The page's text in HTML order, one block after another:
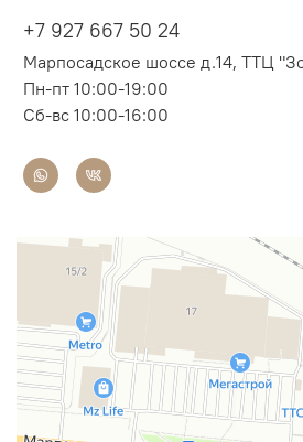
+7 927 667 50 24
Марпосадское шоссе д.14, ТТЦ
Пн-пт 10:00-19:00
Сб-вс 10:00-16:00